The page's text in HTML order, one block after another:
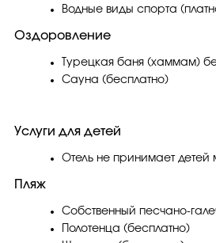
Водные виды спорта
Оздоровление
Турецкая баня (хаммам)
Сауна (бесплатно)
Услуги для детей
Отель не принимает детей
Пляж
Собственный песчано-
Полотенца (бесплатно)